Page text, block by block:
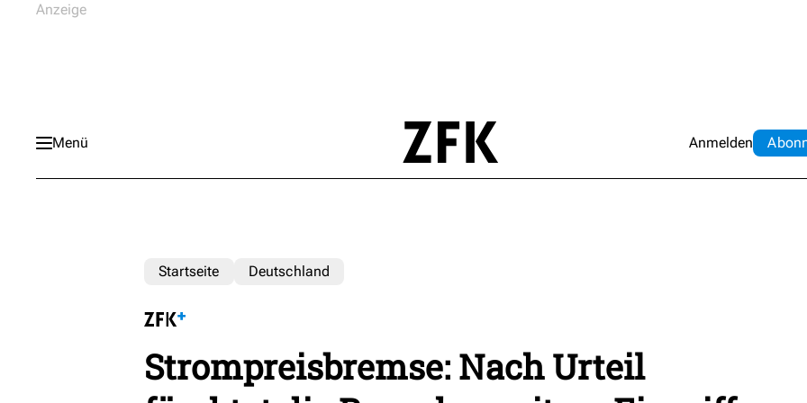
Menü Anmelden Abo
Startseite Deutschland
Strompreisbremse: Nach Urteil